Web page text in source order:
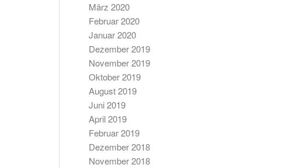
März 2020
Februar 2020
Januar 2020
Dezember 2019
November 2019
Oktober 2019
August 2019
Juni 2019
April 2019
Februar 2019
Dezember 2018
November 2018